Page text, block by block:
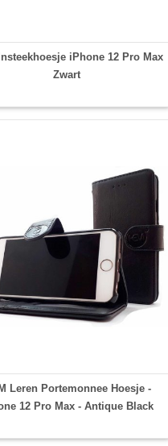
iPhone 12 Pro Max
Zwart
Leren Portemonnee Hoesje -
12 Pro Max - Antique Black